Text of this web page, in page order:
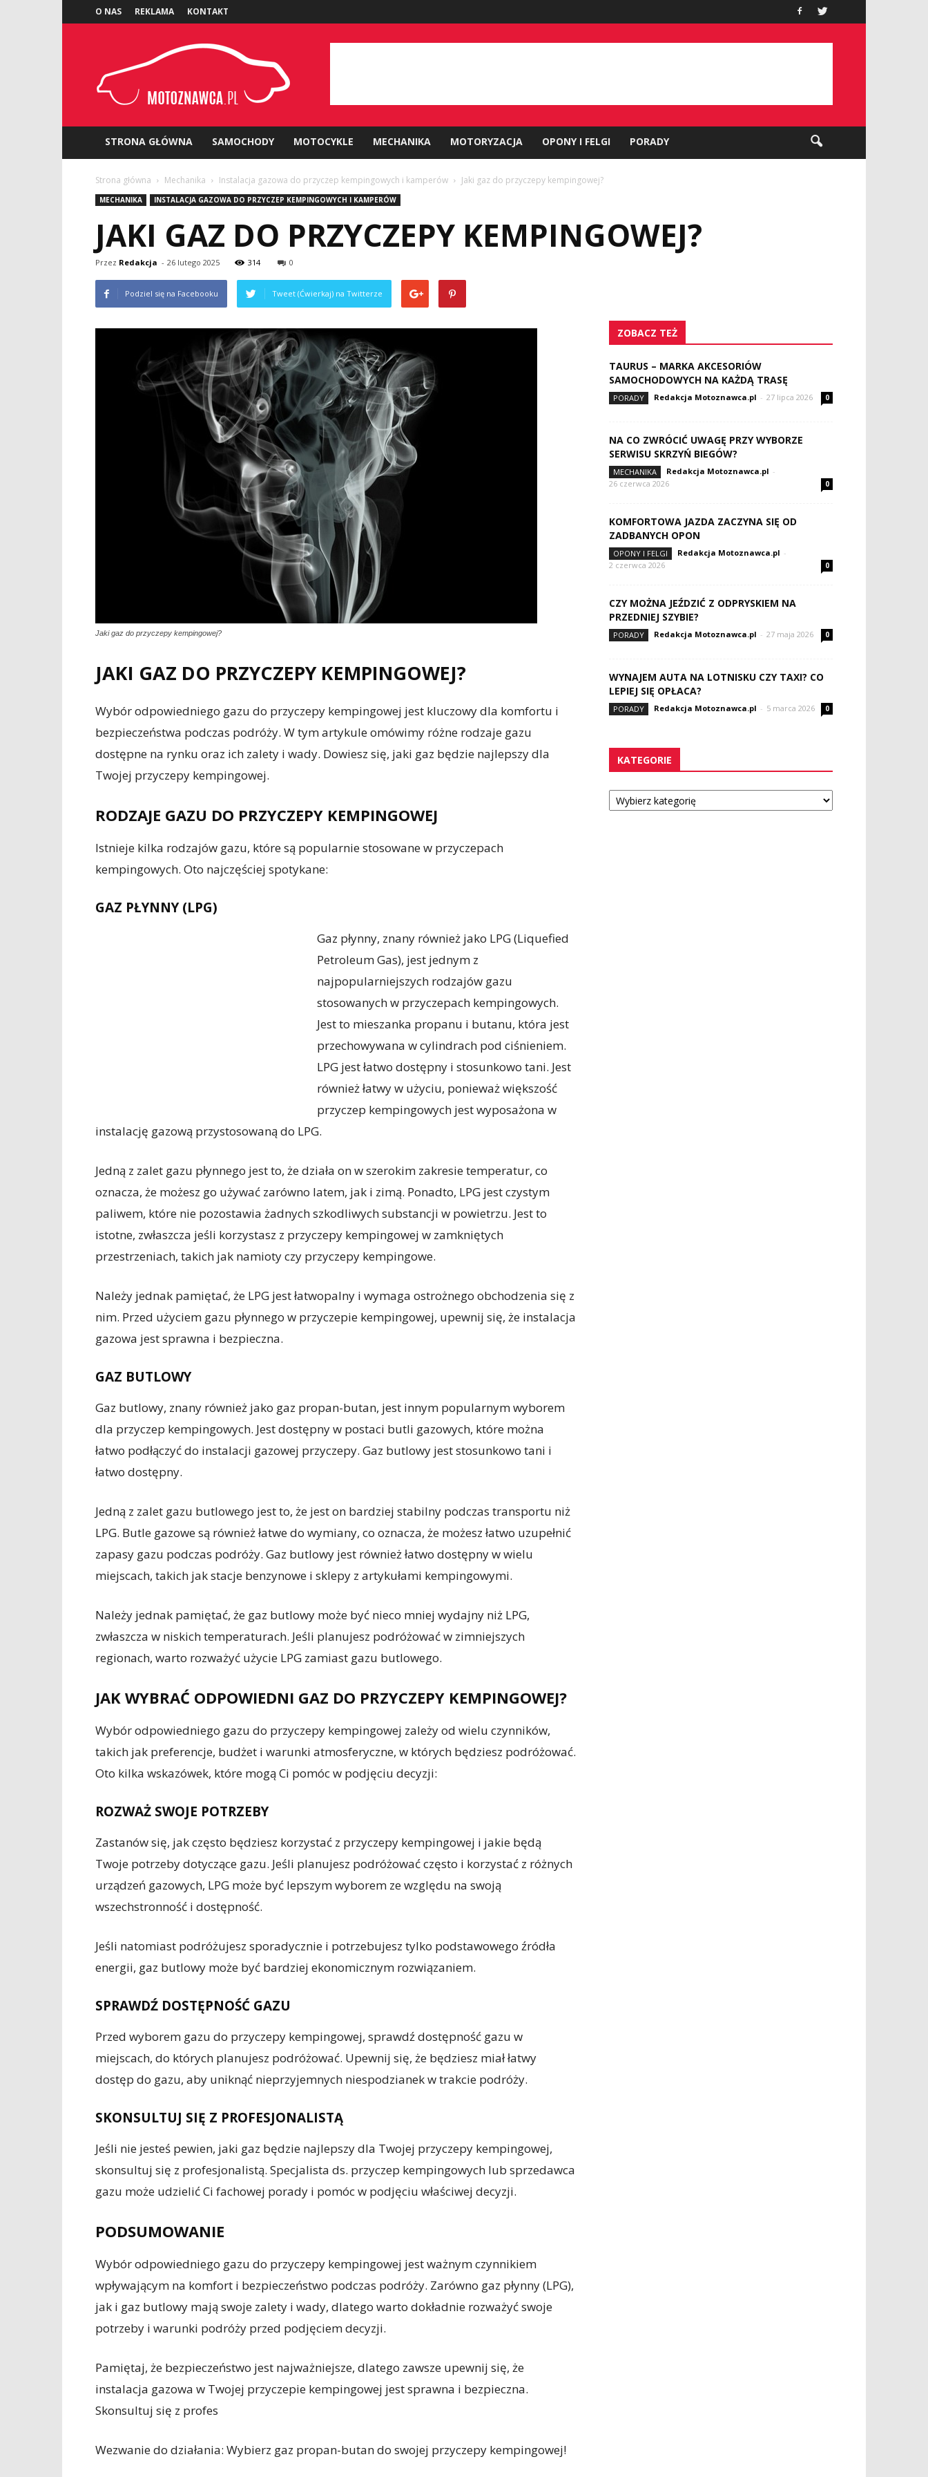
O NAS REKLAMA KONTAKT
STRONA GŁÓWNA SAMOCHODY MOTOCYKLE MECHANIKA MOTORYZACJA OPONY I FELGI PORADY
Strona główna Mechanika Instalacja gazowa do przyczep kempingowych i kamperów Jaki gaz do przyczepy kempingowej?
MECHANIKA INSTALACJA GAZOWA DO PRZYCZEP KEMPINGOWYCH I KAMPERÓW
JAKI GAZ DO PRZYCZEPY KEMPINGOWEJ?
Przez Redakcja - 26 lutego 2025 314 0
Podziel się na Facebooku Tweet (Ćwierkaj) na Twitterze
Jaki gaz do przyczepy kempingowej?
JAKI GAZ DO PRZYCZEPY KEMPINGOWEJ?
Wybór odpowiedniego gazu do przyczepy kempingowej jest kluczowy dla komfortu i
bezpieczeństwa podczas podróży. W tym artykule omówimy różne rodzaje gazu
dostępne na rynku oraz ich zalety i wady. Dowiesz się, jaki gaz będzie najlepszy dla
Twojej przyczepy kempingowej.
RODZAJE GAZU DO PRZYCZEPY KEMPINGOWEJ
Istnieje kilka rodzajów gazu, które są popularnie stosowane w przyczepach
kempingowych. Oto najczęściej spotykane:
GAZ PŁYNNY (LPG)
Gaz płynny, znany również jako LPG (Liquefied
Petroleum Gas), jest jednym z
najpopularniejszych rodzajów gazu
stosowanych w przyczepach kempingowych.
Jest to mieszanka propanu i butanu, która jest
przechowywana w cylindrach pod ciśnieniem.
LPG jest łatwo dostępny i stosunkowo tani. Jest
również łatwy w użyciu, ponieważ większość
przyczep kempingowych jest wyposażona w
instalację gazową przystosowaną do LPG.
Jedną z zalet gazu płynnego jest to, że działa on w szerokim zakresie temperatur, co
oznacza, że możesz go używać zarówno latem, jak i zimą. Ponadto, LPG jest czystym
paliwem, które nie pozostawia żadnych szkodliwych substancji w powietrzu. Jest to
istotne, zwłaszcza jeśli korzystasz z przyczepy kempingowej w zamkniętych
przestrzeniach, takich jak namioty czy przyczepy kempingowe.
Należy jednak pamiętać, że LPG jest łatwopalny i wymaga ostrożnego obchodzenia się z
nim. Przed użyciem gazu płynnego w przyczepie kempingowej, upewnij się, że instalacja
gazowa jest sprawna i bezpieczna.
GAZ BUTLOWY
Gaz butlowy, znany również jako gaz propan-butan, jest innym popularnym wyborem
dla przyczep kempingowych. Jest dostępny w postaci butli gazowych, które można
łatwo podłączyć do instalacji gazowej przyczepy. Gaz butlowy jest stosunkowo tani i
łatwo dostępny.
Jedną z zalet gazu butlowego jest to, że jest on bardziej stabilny podczas transportu niż
LPG. Butle gazowe są również łatwe do wymiany, co oznacza, że możesz łatwo uzupełnić
zapasy gazu podczas podróży. Gaz butlowy jest również łatwo dostępny w wielu
miejscach, takich jak stacje benzynowe i sklepy z artykułami kempingowymi.
Należy jednak pamiętać, że gaz butlowy może być nieco mniej wydajny niż LPG,
zwłaszcza w niskich temperaturach. Jeśli planujesz podróżować w zimniejszych
regionach, warto rozważyć użycie LPG zamiast gazu butlowego.
JAK WYBRAĆ ODPOWIEDNI GAZ DO PRZYCZEPY KEMPINGOWEJ?
Wybór odpowiedniego gazu do przyczepy kempingowej zależy od wielu czynników,
takich jak preferencje, budżet i warunki atmosferyczne, w których będziesz podróżować.
Oto kilka wskazówek, które mogą Ci pomóc w podjęciu decyzji:
ROZWAŻ SWOJE POTRZEBY
Zastanów się, jak często będziesz korzystać z przyczepy kempingowej i jakie będą
Twoje potrzeby dotyczące gazu. Jeśli planujesz podróżować często i korzystać z różnych
urządzeń gazowych, LPG może być lepszym wyborem ze względu na swoją
wszechstronność i dostępność.
Jeśli natomiast podróżujesz sporadycznie i potrzebujesz tylko podstawowego źródła
energii, gaz butlowy może być bardziej ekonomicznym rozwiązaniem.
SPRAWDŹ DOSTĘPNOŚĆ GAZU
Przed wyborem gazu do przyczepy kempingowej, sprawdź dostępność gazu w
miejscach, do których planujesz podróżować. Upewnij się, że będziesz miał łatwy
dostęp do gazu, aby uniknąć nieprzyjemnych niespodzianek w trakcie podróży.
SKONSULTUJ SIĘ Z PROFESJONALISTĄ
Jeśli nie jesteś pewien, jaki gaz będzie najlepszy dla Twojej przyczepy kempingowej,
skonsultuj się z profesjonalistą. Specjalista ds. przyczep kempingowych lub sprzedawca
gazu może udzielić Ci fachowej porady i pomóc w podjęciu właściwej decyzji.
PODSUMOWANIE
Wybór odpowiedniego gazu do przyczepy kempingowej jest ważnym czynnikiem
wpływającym na komfort i bezpieczeństwo podczas podróży. Zarówno gaz płynny (LPG),
jak i gaz butlowy mają swoje zalety i wady, dlatego warto dokładnie rozważyć swoje
potrzeby i warunki podróży przed podjęciem decyzji.
Pamiętaj, że bezpieczeństwo jest najważniejsze, dlatego zawsze upewnij się, że
instalacja gazowa w Twojej przyczepie kempingowej jest sprawna i bezpieczna.
Skonsultuj się z profes
Wezwanie do działania: Wybierz gaz propan-butan do swojej przyczepy kempingowej!
ZOBACZ TEŻ
TAURUS – MARKA AKCESORIÓW
SAMOCHODOWYCH NA KAŻDĄ TRASĘ
PORADY Redakcja Motoznawca.pl - 27 lipca 2026 0
NA CO ZWRÓCIĆ UWAGĘ PRZY WYBORZE
SERWISU SKRZYŃ BIEGÓW?
MECHANIKA Redakcja Motoznawca.pl -
26 czerwca 2026
0
KOMFORTOWA JAZDA ZACZYNA SIĘ OD
ZADBANYCH OPON
OPONY I FELGI Redakcja Motoznawca.pl -
2 czerwca 2026
0
CZY MOŻNA JEŹDZIĆ Z ODPRYSKIEM NA
PRZEDNIEJ SZYBIE?
PORADY Redakcja Motoznawca.pl - 27 maja 2026 0
WYNAJEM AUTA NA LOTNISKU CZY TAXI? CO
LEPIEJ SIĘ OPŁACA?
PORADY Redakcja Motoznawca.pl - 5 marca 2026 0
KATEGORIE
Kategorie